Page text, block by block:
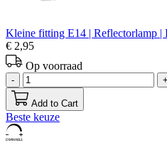
Kleine fitting E14 | Reflectorlamp |
€ 2,95
Op voorraad
- +
Add to Cart
Beste keuze